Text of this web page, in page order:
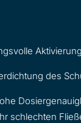
des
schlechten